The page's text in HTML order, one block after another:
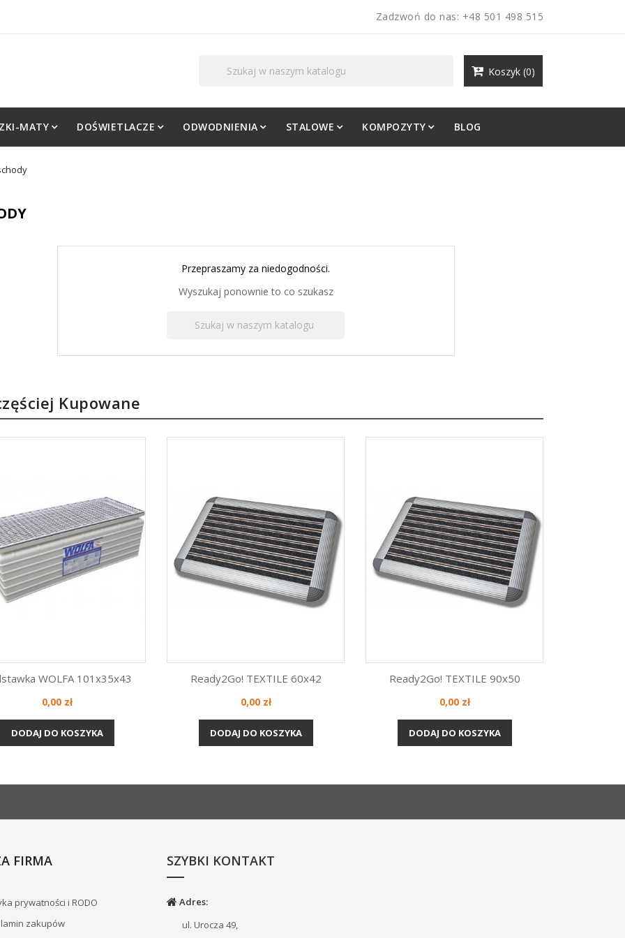
Zadzwoń do nas: +48 501 498 515
Koszyk (0)
MATY DOŚWIETLACZE ODWODNIENIA STALOWE KOMPOZYTY BLOG
Przepraszamy za niedogodności.
Wyszukaj ponownie to co szukasz
Kupowane
Szybki podgląd
WOLFA 101x35x43
Cena
0,00 zł
DODAJ DO KOSZYKA
Szybki podgląd
Ready2Go! TEXTILE 60x42
Cena
0,00 zł
DODAJ DO KOSZYKA
Szybki podgląd
Ready2Go! TEXTILE 90x50
Cena
0,00 zł
DODAJ DO KOSZYKA
FIRMA
prywatności i RODO
zakupów
SZYBKI KONTAKT
Adres:
ul. Urocza 49,